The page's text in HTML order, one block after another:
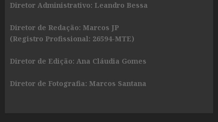
Diretor Administrativo: Leandro Bessa
Diretor de Redação: Marcos JP
(Registro Profissional: 26594-MTE)
Diretor de Edição: Ana Cláudia Gomes
Diretor de Fotografia: Marcos Santana